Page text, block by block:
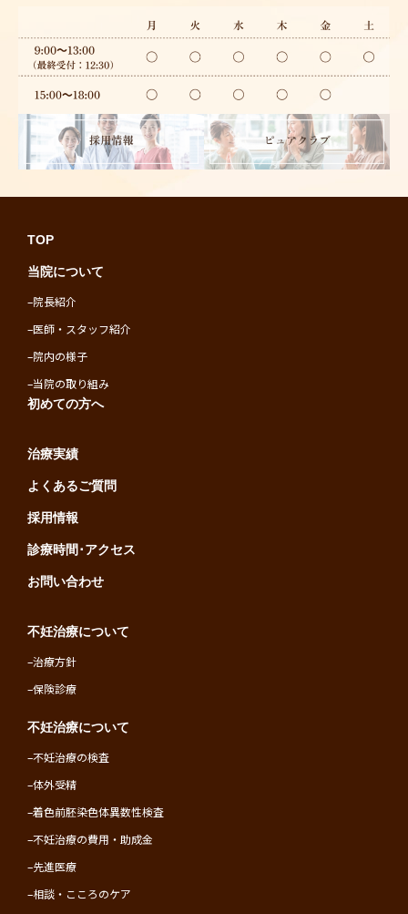
TOP
当院について
–院長紹介
–医師・スタッフ紹介
–院内の様子
–当院の取り組み
初めての方へ
治療実績
よくあるご質問
採用情報
診療時間･アクセス
お問い合わせ
不妊治療について
–治療方針
–保険診療
不妊治療について
–不妊治療の検査
–体外受精
–着色前胚染色体異数性検査
–不妊治療の費用・助成金
–先進医療
–相談・こころのケア